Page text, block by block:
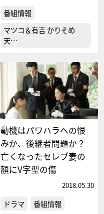
番組情報
マツコ＆有吉 かりそめ
天…
動機はパワハラへの恨
みか、後継者問題か？
亡くなったセレブ妻の
額にV字型の傷
2018.05.30
ドラマ
番組情報